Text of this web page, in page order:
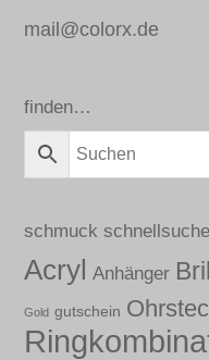
mail@colorx.de
finden…
schmuck schnellsuche
Acryl Anhänger
Gold gutschein